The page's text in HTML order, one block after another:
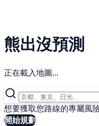
熊出沒預測
正在載入地圖...
想要獲取您路線的專屬風
開始規劃